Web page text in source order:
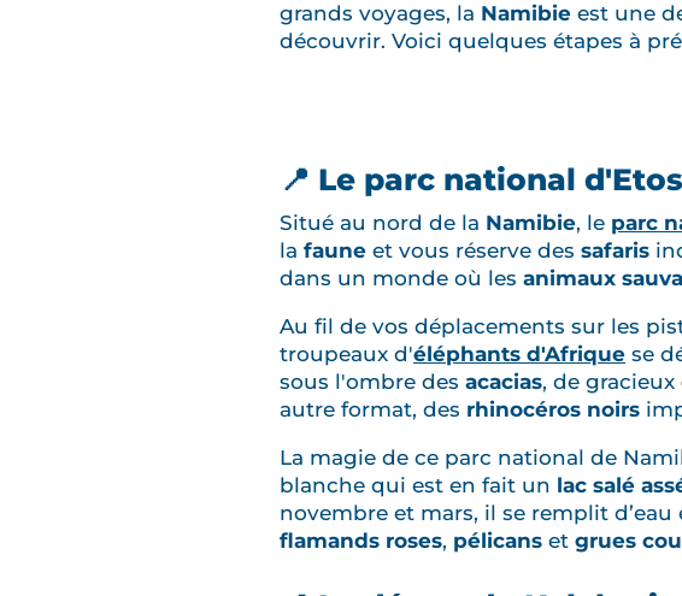
grands voyages, la Namibie est une
découvrir. Voici quelques étapes à
📍 Le parc national
Situé au nord de la Namibie, le parc
la faune et vous réserve des safaris
dans un monde où les animaux
Au fil de vos déplacements sur les
troupeaux d'éléphants d'Afrique se
sous l'ombre des acacias, de gracieux
autre format, des rhinocéros noirs
La magie de ce parc national de
blanche qui est en fait un lac salé
novembre et mars, il se remplit
flamands roses, pélicans et grues